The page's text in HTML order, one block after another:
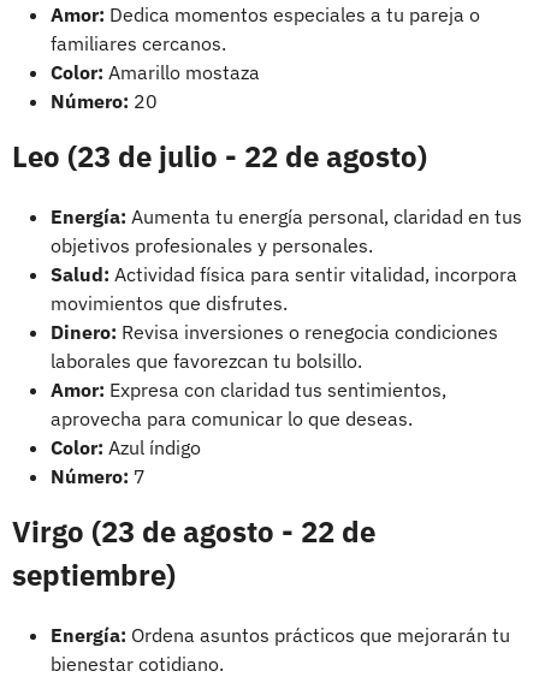
Amor: Dedica momentos especiales a tu pareja o
familiares cercanos.
Color: Amarillo mostaza
Número: 20
Leo (23 de julio - 22 de agosto)
Energía: Aumenta tu energía personal, claridad en tus
objetivos profesionales y personales.
Salud: Actividad física para sentir vitalidad, incorpora
movimientos que disfrutes.
Dinero: Revisa inversiones o renegocia condiciones
laborales que favorezcan tu bolsillo.
Amor: Expresa con claridad tus sentimientos,
aprovecha para comunicar lo que deseas.
Color: Azul índigo
Número: 7
Virgo (23 de agosto - 22 de
septiembre)
Energía: Ordena asuntos prácticos que mejorarán tu
bienestar cotidiano.